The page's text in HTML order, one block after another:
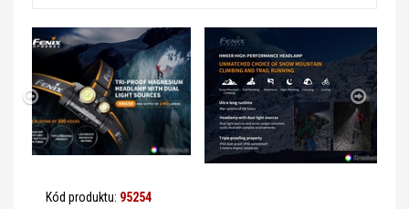
Kód produktu: 95254